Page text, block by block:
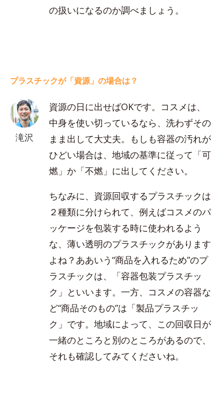
の扱いになるのか調べましょう。
プラスチックが「資源」の場合は？
滝沢
資源の日に出せばOKです。コスメは、
中身を使い切っているなら、洗わずその
まま出して大丈夫。もしも容器の汚れが
ひどい場合は、地域の基準に従って「可
燃」か「不燃」に出してください。
ちなみに、資源回収するプラスチックは
２種類に分けられて、例えばコスメのパ
ッケージを包装する時に使われるよう
な、薄い透明のプラスチックがあります
よね？ああいう“商品を入れるため”のプ
ラスチックは、「容器包装プラスチッ
ク」といいます。一方、コスメの容器な
ど“商品そのもの”は「製品プラスチッ
ク」です。地域によって、この回収日が
一緒のところと別のところがあるので、
それも確認してみてくださいね。